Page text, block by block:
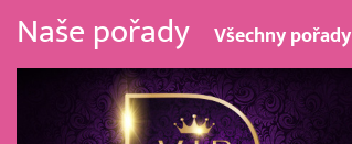
Naše pořady Všechny pořady